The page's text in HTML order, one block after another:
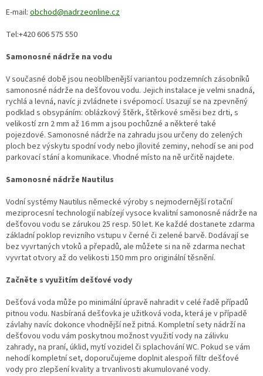
E-mail: obchod@nadrzeonline.cz
Tel:+420 606 575 550
Samonosné nádrže na vodu
V současné době jsou neoblíbenější variantou podzemních zásobníků
samonosné nádrže na dešťovou vodu. Jejich instalace je velmi snadná,
rychlá a levná, navíc ji zvládnete i svépomocí. Usazují se na zpevněný
podklad s obsypáním: oblázkový štěrk, štěrkové směsi bez drti, s
velikostí zrn 2 mm až 16 mm a jsou pochůzné a některé také
pojezdové. Samonosné nádrže na zahradu jsou určeny do zelených
ploch bez výskytu spodní vody nebo jílovité zeminy, nehodí se ani pod
parkovací stání a komunikace. Vhodné místo na ně určitě najdete.
Samonosné nádrže Nautilus
Vodní systémy Nautilus německé výroby s nejmodernější rotační
meziprocesní technologií nabízejí vysoce kvalitní samonosné nádrže na
dešťovou vodu se zárukou 25 resp. 50 let. Ke každé dostanete zdarma
základní poklop revizního vstupu v černé či zelené barvě. Dodávají se
bez vyvrtaných vtoků a přepadů, ale můžete si na ně zdarma nechat
vyvrtat otvory až do velikosti 150 mm pro originální těsnění.
Začněte s využitím dešťové vody
Dešťová voda může po minimální úpravě nahradit v celé řadě případů
pitnou vodu. Nasbíraná dešťovka je užitková voda, která je v případě
závlahy navíc dokonce vhodnější než pitná. Kompletní sety nádrží na
dešťovou vodu vám poskytnou možnost využití vody na zálivku
zahrady, na praní, úklid, mytí vozidel či splachování WC. Pokud se vám
nehodí kompletní set, doporučujeme doplnit alespoň filtr dešťové
vody pro zlepšení kvality a trvanlivosti akumulované vody.